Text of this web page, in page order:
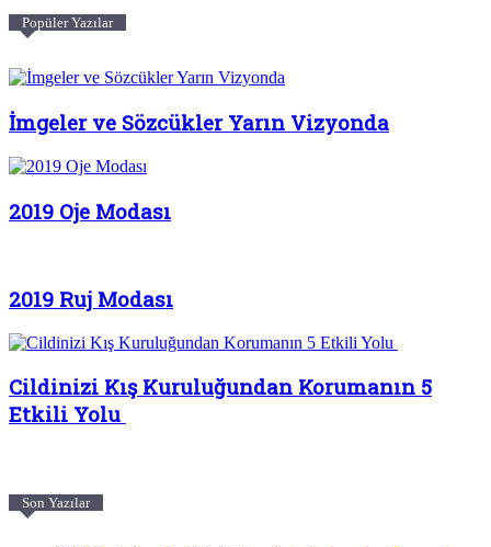
Popüler Yazılar
İmgeler ve Sözcükler Yarın Vizyonda
2019 Oje Modası
2019 Ruj Modası
Cildinizi Kış Kuruluğundan Korumanın 5
Etkili Yolu
Son Yazılar